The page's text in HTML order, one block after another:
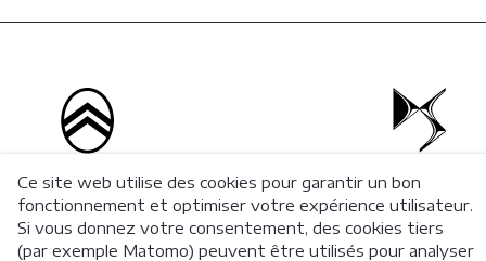
Ce site web utilise des cookies pour garantir un bon
fonctionnement et optimiser votre expérience utilisateur.
Si vous donnez votre consentement, des cookies tiers
(par exemple Matomo) peuvent être utilisés pour analyser